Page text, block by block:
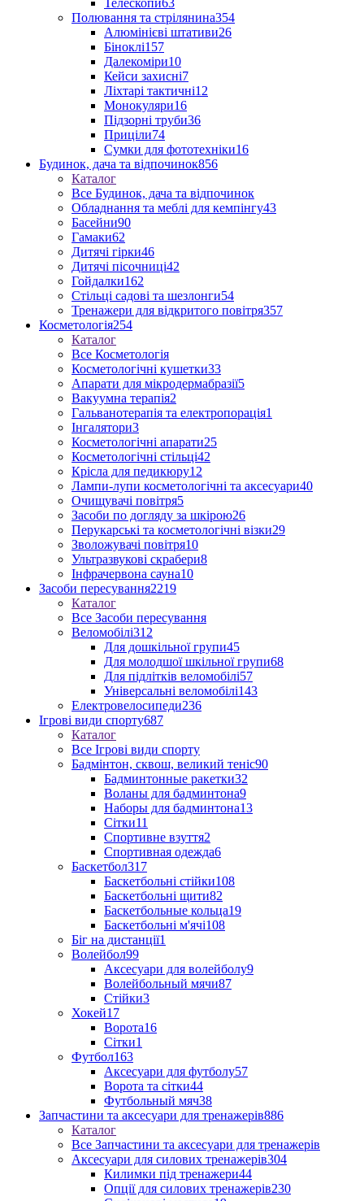
Телескопи63
Полювання та стрілянина354
Алюмінієві штативи26
Біноклі157
Далекоміри10
Кейси захисні7
Ліхтарі тактичні12
Монокуляри16
Підзорні труби36
Приціли74
Сумки для фототехніки16
Будинок, дача та відпочинок856
Каталог
Все Будинок, дача та відпочинок
Обладнання та меблі для кемпінгу43
Басейни90
Гамаки62
Дитячі гірки46
Дитячі пісочниці42
Гойдалки162
Стільці садові та шезлонги54
Тренажери для відкритого повітря357
Косметологія254
Каталог
Все Косметологія
Косметологічні кушетки33
Апарати для мікродермабразії5
Вакуумна терапія2
Гальванотерапія та електропорація1
Інгалятори3
Косметологічні апарати25
Косметологічні стільці42
Крісла для педикюру12
Лампи-лупи косметологічні та аксесуари40
Очищувачі повітря5
Засоби по догляду за шкірою26
Перукарські та косметологічні візки29
Зволожувачі повітря10
Ультразвукові скрабери8
Інфрачервона сауна10
Засоби пересування2219
Каталог
Все Засоби пересування
Веломобілі312
Для дошкільної групи45
Для молодшої шкільної групи68
Для підлітків веломобілі57
Універсальні веломобілі143
Електровелосипеди236
Ігрові види спорту687
Каталог
Все Ігрові види спорту
Бадмінтон, сквош, великий теніс90
Бадминтонные ракетки32
Воланы для бадминтона9
Наборы для бадминтона13
Сітки11
Спортивне взуття2
Спортивная одежда6
Баскетбол317
Баскетбольні стійки108
Баскетбольні щити82
Баскетбольные кольца19
Баскетбольні м'ячі108
Біг на дистанції1
Волейбол99
Аксесуари для волейболу9
Волейбольный мячи87
Стійки3
Хокей17
Ворота16
Сітки1
Футбол163
Аксесуари для футболу57
Ворота та сітки44
Футбольный мяч38
Запчастини та аксесуари для тренажерів886
Каталог
Все Запчастини та аксесуари для тренажерів
Аксесуари для силових тренажерів304
Килимки під тренажери44
Опції для силових тренажерів230